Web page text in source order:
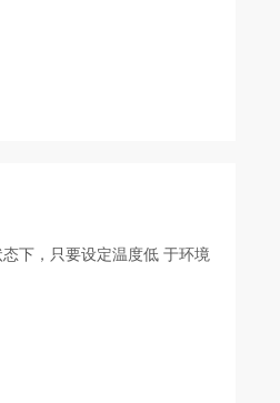
下，只要设定温度低 于环境